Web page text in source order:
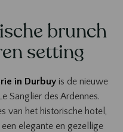
brunch
setting
in Durbuy is de nieuwe
Sanglier des Ardennes.
van het historische hotel,
elegante en gezellige